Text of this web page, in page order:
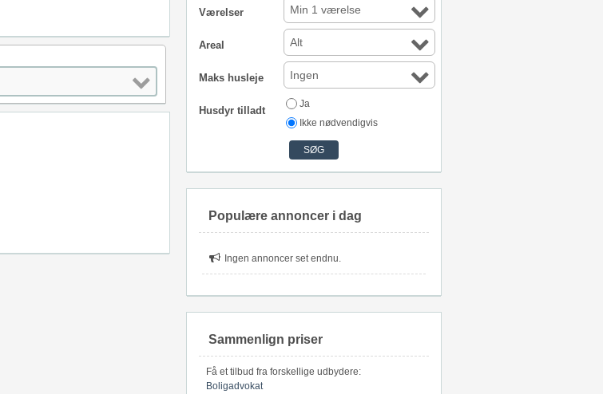
Værelser Min 1 værelse
Areal Alt
Maks husleje Ingen
Husdyr tilladt
Ja
Ikke nødvendigvis
Populære annoncer i dag
Ingen annoncer set endnu.
Sammenlign priser
Få et tilbud fra forskellige udbydere:
Boligadvokat